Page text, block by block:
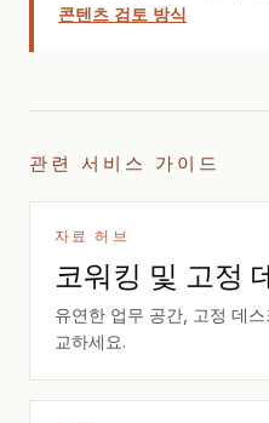
콘텐츠 검토 방식
관련 서비스 가이드
자료 허브
코워킹 및 고정
유연한 업무 공간, 고정 데
교하세요.